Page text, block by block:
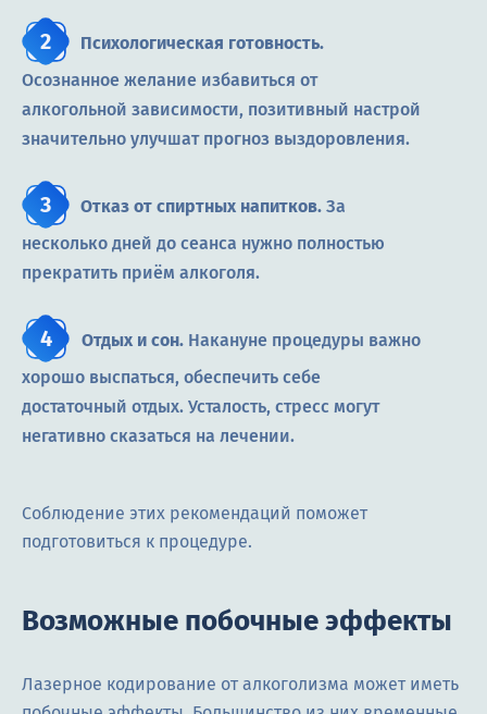
Психологическая готовность.
Осознанное желание избавиться от
алкогольной зависимости, позитивный настрой
значительно улучшат прогноз выздоровления.
Отказ от спиртных напитков. За
несколько дней до сеанса нужно полностью
прекратить приём алкоголя.
Отдых и сон. Накануне процедуры важно
хорошо выспаться, обеспечить себе
достаточный отдых. Усталость, стресс могут
негативно сказаться на лечении.
Соблюдение этих рекомендаций поможет
подготовиться к процедуре.
Возможные побочные эффекты
Лазерное кодирование от алкоголизма может иметь